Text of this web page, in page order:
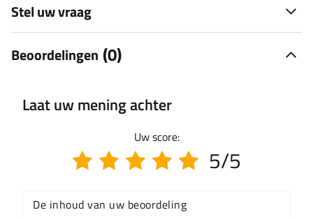
Stel uw vraag
Beoordelingen (0)
Laat uw mening achter
Uw score:
5/5
De inhoud van uw beoordeling